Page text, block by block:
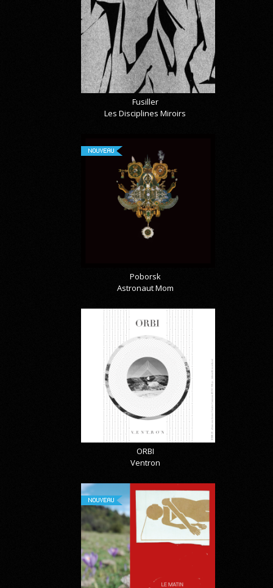
Fusiller
Les Disciplines Miroirs
NOUVEAU
Poborsk
Astronaut Mom
ORBI
Ventron
NOUVEAU